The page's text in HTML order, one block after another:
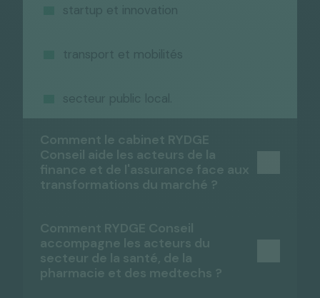
startup et innovation
transport et mobilités
secteur public local.
Comment le cabinet RYDGE
Conseil aide les acteurs de la
finance et de l'assurance face aux
transformations du marché ?